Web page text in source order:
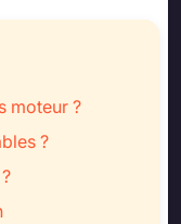
moteur ?
?